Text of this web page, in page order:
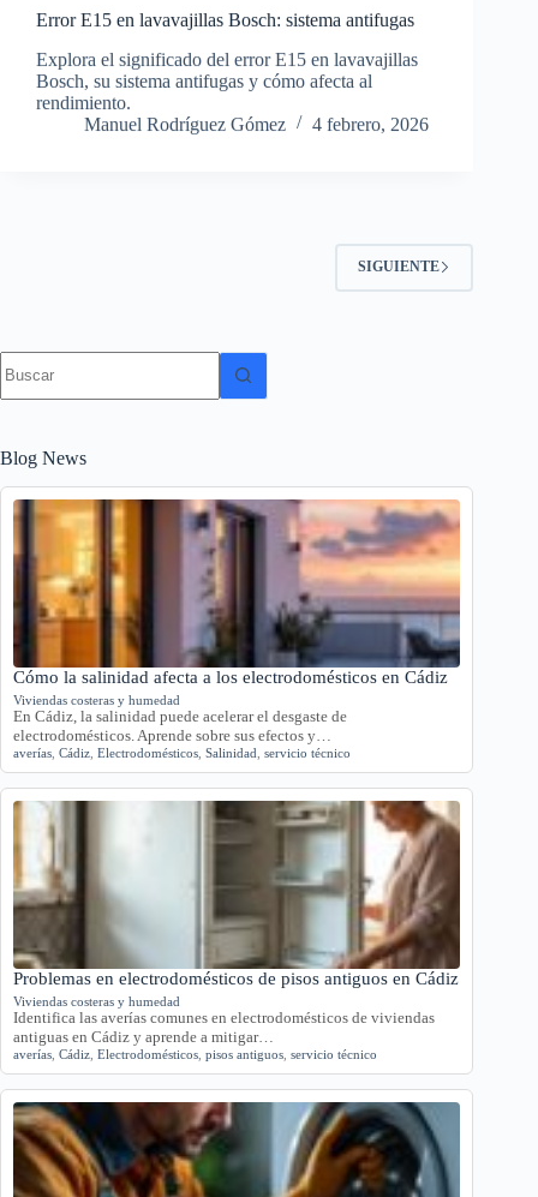
Error E15 en lavavajillas Bosch: sistema antifugas
Explora el significado del error E15 en lavavajillas
Bosch, su sistema antifugas y cómo afecta al
rendimiento.
Manuel Rodríguez Gómez
4 febrero, 2026
SIGUIENTE
resultados
Blog News
Cómo la salinidad afecta a los electrodomésticos en Cádiz
Viviendas costeras y humedad
En Cádiz, la salinidad puede acelerar el desgaste de
electrodomésticos. Aprende sobre sus efectos y…
averías, Cádiz, Electrodomésticos, Salinidad, servicio técnico
Problemas en electrodomésticos de pisos antiguos en Cádiz
Viviendas costeras y humedad
Identifica las averías comunes en electrodomésticos de viviendas
antiguas en Cádiz y aprende a mitigar…
averías, Cádiz, Electrodomésticos, pisos antiguos, servicio técnico